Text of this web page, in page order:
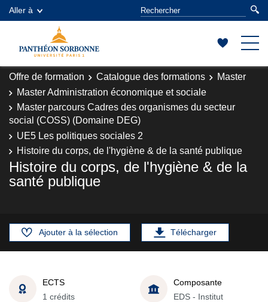
Aller à
Offre de formation Catalogue des formations
Master
Master Administration économique et sociale
Master parcours Cadres des organismes du secteur
social (COSS) (Domaine DEG)
UE5 Les politiques sociales 2
Histoire du corps, de l'hygiène & de la santé publique
Histoire du corps, de l'hygiène & de la
santé publique
Ajouter à la sélection Télécharger
ECTS
1 crédits
Composante
EDS - Institut